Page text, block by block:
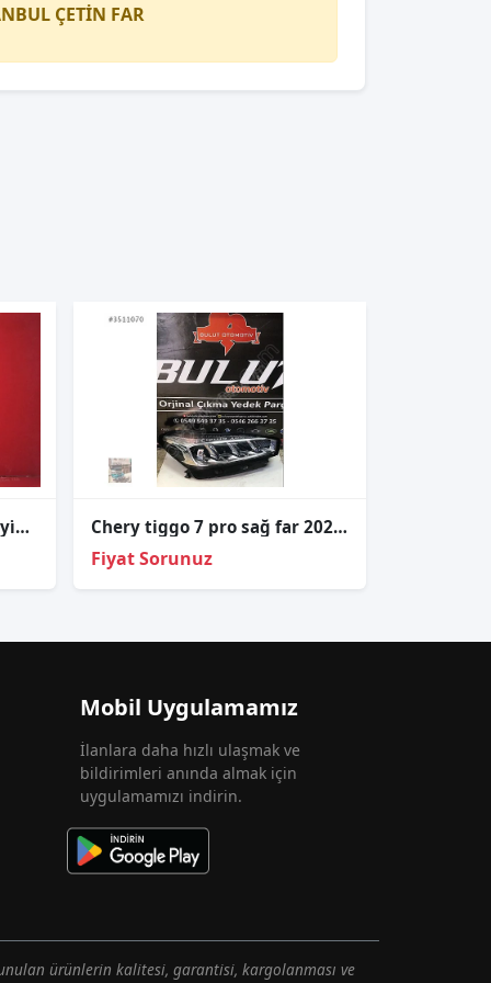
ÇETİN FAR
Chery Omoda 5 Led Far Beyi̇ni̇ 19010500 Chery tiggo 7 pro sağ far 2022-2024 605000200ab
Fiyat Sorunuz
Mobil Uygulamamız
İlanlara daha hızlı ulaşmak ve
bildirimleri anında almak için
uygulamamızı indirin.
ürünlerin kalitesi, garantisi, kargolanması ve